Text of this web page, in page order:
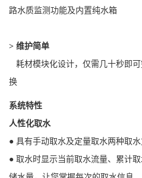
路水质监测功能及内置纯水箱
> 维护简单
耗材模块化设计，仅需几十秒即
换
系统特性
人性化取水
● 具有手动取水及定量取水两种取
● 取水时显示当前取水流量、累计